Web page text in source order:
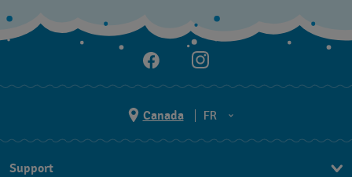
Canada
FR
EN
Support